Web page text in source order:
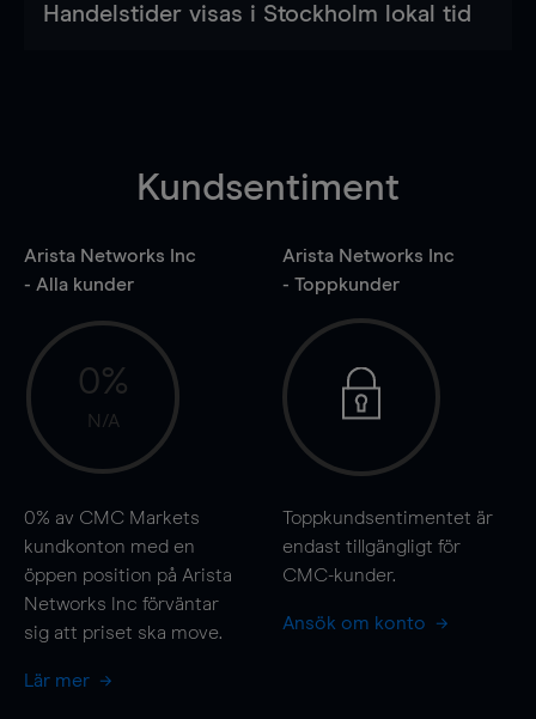
Handelstider visas i Stockholm lokal tid
Kundsentiment
Arista Networks Inc
- Alla kunder
0%
N/A
0% av CMC Markets
kundkonton med en
öppen position på Arista
Networks Inc förväntar
sig att priset ska move.
Lär mer
Arista Networks Inc
- Toppkunder
Toppkundsentimentet är
endast tillgängligt för
CMC-kunder.
Ansök om konto